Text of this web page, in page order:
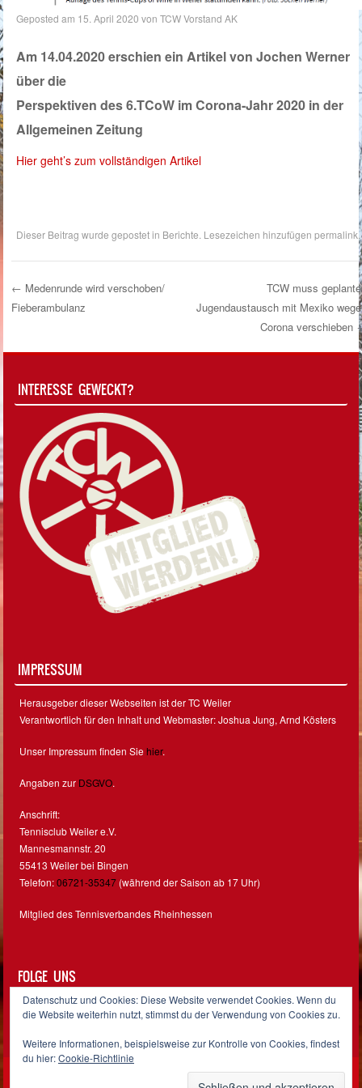
Geposted am 15. April 2020 vonTCW Vorstand AK
Am 14.04.2020 erschien ein Artikel von Jochen Werner
über die
Perspektiven des 6.TCoW im Corona-Jahr 2020 in der
Allgemeinen Zeitung
Hier geht’s zum vollständigen Artikel
Dieser Beitrag wurde gepostet in Berichte . Lesezeichen hinzufügenpermalink.
Post Navigation
← Medenrunde wird verschoben/
Fieberambulanz
TCW muss
Jugendaustausch mit Mexiko
Corona verschieben
INTERESSE GEWECKT?
IMPRESSUM
Herausgeber dieser Webseiten ist der TC Weiler
Verantwortlich für den Inhalt und Webmaster: Joshua Jung, Arnd Kösters
Unser Impressum finden Siehier.
Angaben zur DSGVO.
Anschrift:
Tennisclub Weiler e.V.
Mannesmannstr. 20
55413 Weiler bei Bingen
Telefon:06721-35347 (während der Saison ab 17 Uhr)
Mitglied des Tennisverbandes Rheinhessen
FOLGE UNS
FacebookInstagram
Datenschutz und Cookies: Diese Website verwendet Cookies. Wenn du
die Website weiterhin nutzt, stimmst du der Verwendung von Cookies zu.
Weitere Informationen, beispielsweise zur Kontrolle von Cookies, findest
du hier:Cookie-Richtlinie